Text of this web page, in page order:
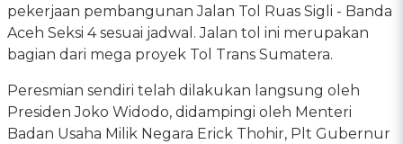
pekerjaan pembangunan Jalan Tol Ruas Sigli - Banda
Aceh Seksi 4 sesuai jadwal. Jalan tol ini merupakan
bagian dari mega proyek Tol Trans Sumatera.
Peresmian sendiri telah dilakukan langsung oleh
Presiden Joko Widodo, didampingi oleh Menteri
Badan Usaha Milik Negara Erick Thohir, Plt Gubernur